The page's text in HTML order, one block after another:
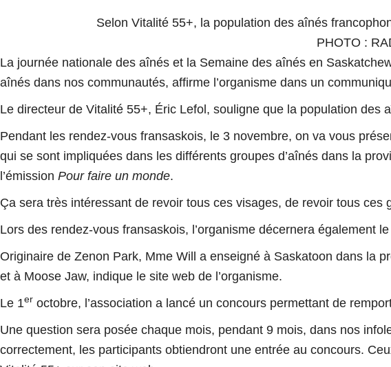
Selon Vitalité 55+, la population des aînés
PHOTO :
La journée nationale des aînés et la Semaine des aînés en
aînés dans nos communautés, affirme l’organisme dans un
Le directeur de Vitalité 55+, Éric Lefol, souligne que la population
Pendant les rendez-vous fransaskois, le 3 novembre, on va vous
qui se sont impliquées dans les différents groupes d’aînés dans la
l’émission Pour faire un monde.
Ça sera très intéressant de revoir tous ces visages, de revoir tous
Lors des rendez-vous fransaskois, l’organisme décernera également
Originaire de Zenon Park, Mme Will a enseigné à Saskatoon dans la
et à Moose Jaw, indique le site web de l’organisme.
Le 1er octobre, l’association a lancé un concours permettant de
Une question sera posée chaque mois, pendant 9 mois, dans nos
correctement, les participants obtiendront une entrée au concours.